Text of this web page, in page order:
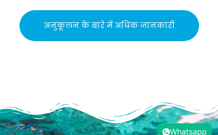
अनुकूलन के बारे में अधिक जानकारी
Whatsapp